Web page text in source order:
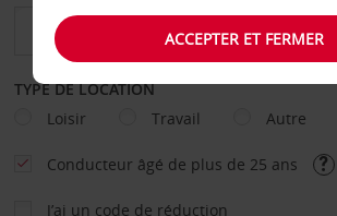
TYPE DE LOCATION
Loisir
Travail Autre
Conducteur âgé de plus de 25 ans
J’ai un code de réduction
ACCEPTER ET FERMER